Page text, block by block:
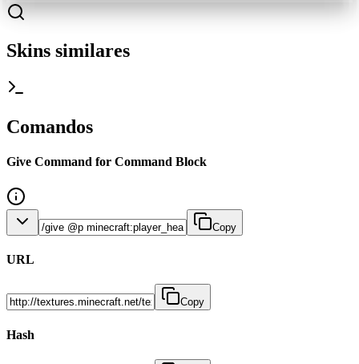
Skins similares
Comandos
Give Command for Command Block
Copy
URL
Copy
Hash